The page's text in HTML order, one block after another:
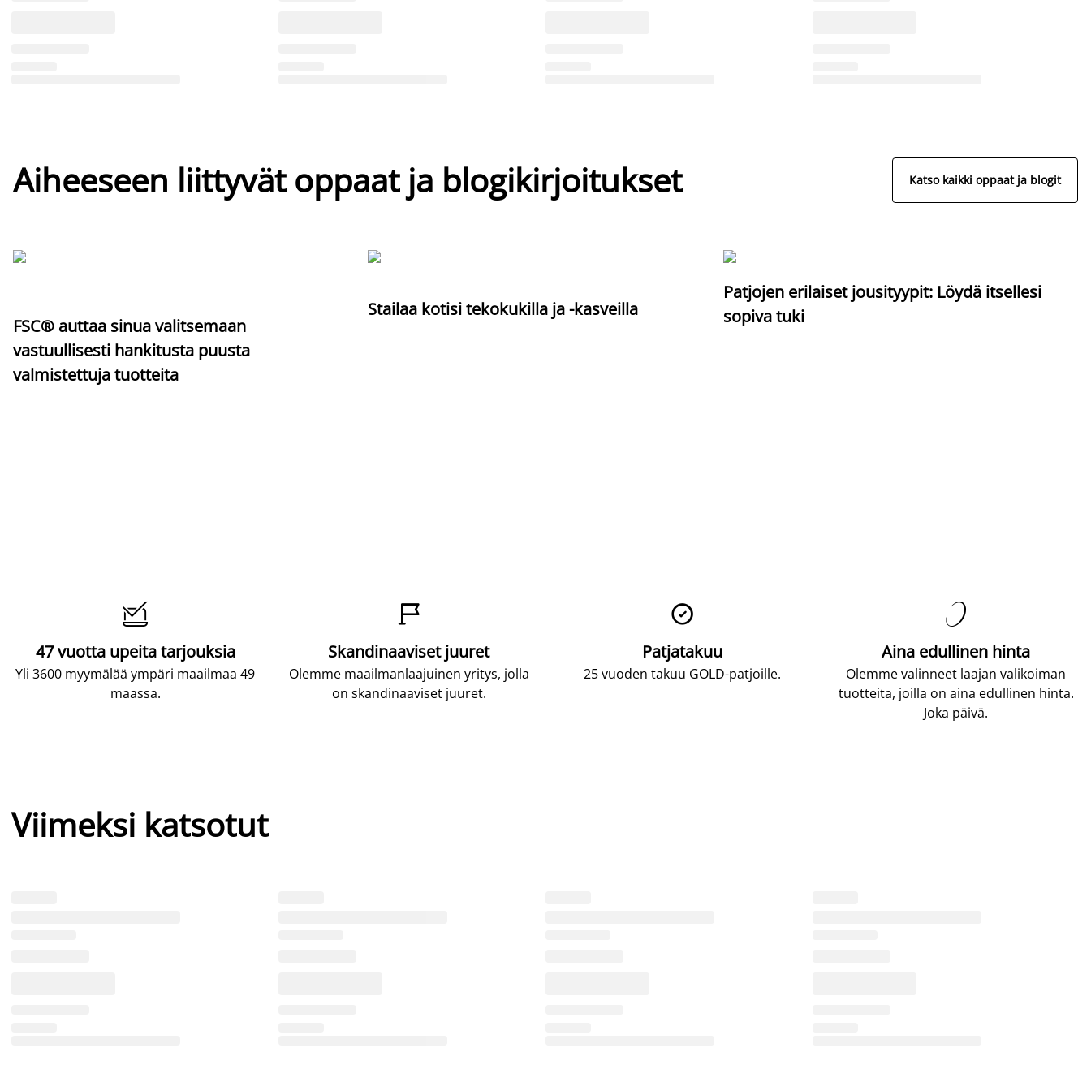
Aiheeseen liittyvät oppaat ja blogikirjoitukset Katso kaikki oppaat ja blogit
FSC® auttaa sinua valitsemaan
vastuullisesti hankitusta puusta
valmistettuja tuotteita
Stailaa kotisi tekokukilla ja -kasveilla
Patjojen erilaiset jousityypit: Löydä itsellesi
sopiva tuki

47 vuotta upeita tarjouksia
Yli 3600 myymälää ympäri maailmaa 49
maassa.

Skandinaaviset juuret
Olemme maailmanlaajuinen yritys, jolla
on skandinaaviset juuret.

Patjatakuu
25 vuoden takuu GOLD-patjoille.

Aina edullinen hinta
Olemme valinneet laajan valikoiman
tuotteita, joilla on aina edullinen hinta.
Joka päivä.
Viimeksi katsotut